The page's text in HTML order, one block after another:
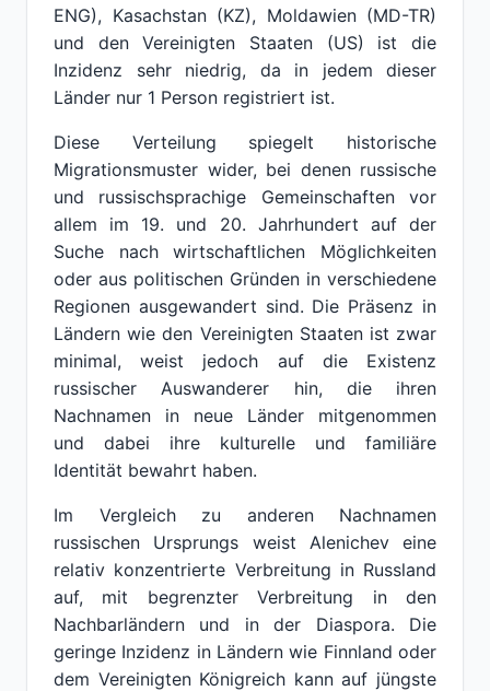
ENG), Kasachstan (KZ), Moldawien (MD-TR)
und den Vereinigten Staaten (US) ist die
Inzidenz sehr niedrig, da in jedem dieser
Länder nur 1 Person registriert ist.
Diese Verteilung spiegelt historische
Migrationsmuster wider, bei denen russische
und russischsprachige Gemeinschaften vor
allem im 19. und 20. Jahrhundert auf der
Suche nach wirtschaftlichen Möglichkeiten
oder aus politischen Gründen in verschiedene
Regionen ausgewandert sind. Die Präsenz in
Ländern wie den Vereinigten Staaten ist zwar
minimal, weist jedoch auf die Existenz
russischer Auswanderer hin, die ihren
Nachnamen in neue Länder mitgenommen
und dabei ihre kulturelle und familiäre
Identität bewahrt haben.
Im Vergleich zu anderen Nachnamen
russischen Ursprungs weist Alenichev eine
relativ konzentrierte Verbreitung in Russland
auf, mit begrenzter Verbreitung in den
Nachbarländern und in der Diaspora. Die
geringe Inzidenz in Ländern wie Finnland oder
dem Vereinigten Königreich kann auf jüngste